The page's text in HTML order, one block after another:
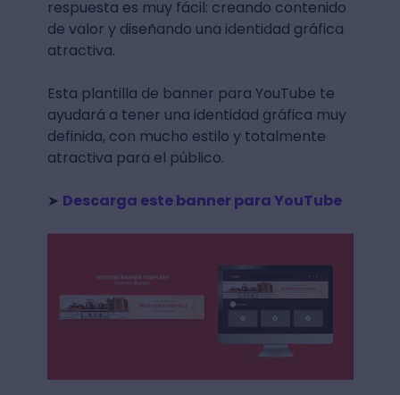
respuesta es muy fácil: creando contenido
de valor y diseñando una identidad gráfica
atractiva.
Esta plantilla de banner para YouTube te
ayudará a tener una identidad gráfica muy
definida, con mucho estilo y totalmente
atractiva para el público.
➤ Descarga este banner para YouTube